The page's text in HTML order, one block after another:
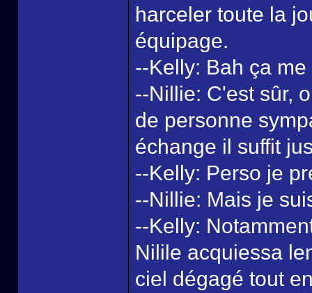
harceler toute la
équipage.
--Kelly: Bah ça
--Nillie: C'est sûr,
de personne
échange il suffit
--Kelly: Perso je
--Nillie: Mais je
--Kelly:
Nilile acquiessa
ciel dégagé tout